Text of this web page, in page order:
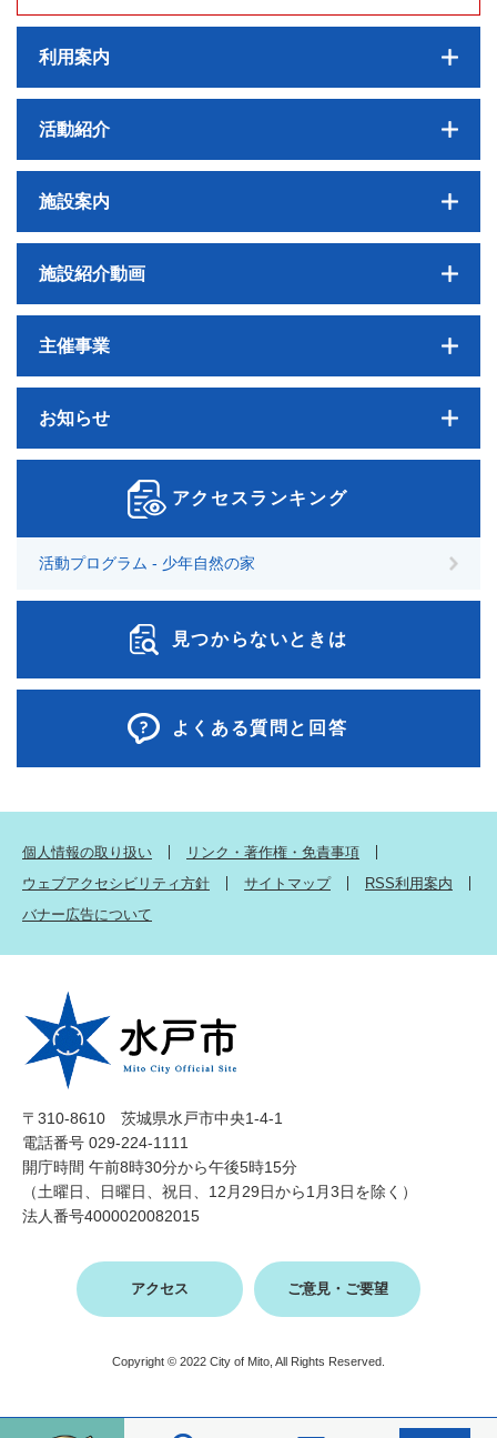
利用案内
活動紹介
施設案内
施設紹介動画
主催事業
お知らせ
アクセスランキング
活動プログラム - 少年自然の家
見つからないときは
よくある質問と回答
個人情報の取り扱い
リンク・著作権・免責事項
ウェブアクセシビリティ方針
サイトマップ
RSS利用案内
バナー広告について
〒310-8610 茨城県水戸市中央1-4-1
電話番号 029-224-1111
開庁時間 午前8時30分から午後5時15分
（土曜日、日曜日、祝日、12月29日から1月3日を除く）
法人番号4000020082015
アクセス ご意見・ご要望
Copyright © 2022 City of Mito, All Rights Reserved.